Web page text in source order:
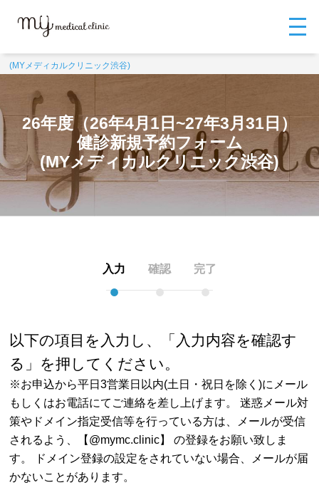
年3月31日）健診新規予約フォーム
26年度（26年4月1日~27年3月31日）
(MYメディカルクリニック渋谷)
26年度（26年4月1日~27年3月31日）
健診新規予約フォーム
(MYメディカルクリニック渋谷)
入力
●
確認
●
完了
●
以下の項目を入力し、「入力内容を確認す
る」を押してください。
※お申込から平日3営業日以内(土日・祝日を除く)にメール
もしくはお電話にてご連絡を差し上げます。 迷惑メール対
策やドメイン指定受信等を行っている方は、メールが受信
されるよう、【@mymc.clinic】 の登録をお願い致しま
す。 ドメイン登録の設定をされていない場合、メールが届
かないことがあります。